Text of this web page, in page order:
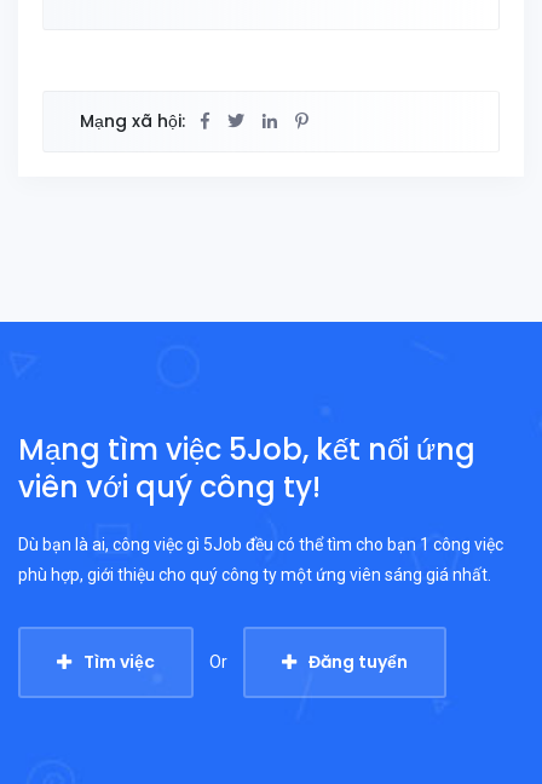
Mạng xã hội:
Mạng tìm việc 5Job, kết nối ứng
viên với quý công ty!
Dù bạn là ai, công việc gì 5Job đều có thể tìm cho bạn 1 công việc
phù hợp, giới thiệu cho quý công ty một ứng viên sáng giá nhất.
Tìm việc Or Đăng tuyển